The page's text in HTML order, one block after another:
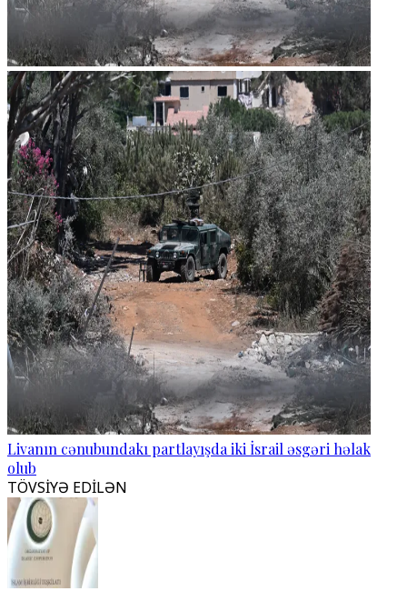
Livanın cənubundakı partlayışda iki İsrail əsgəri həlak
olub
TÖVSİYƏ EDİLƏN